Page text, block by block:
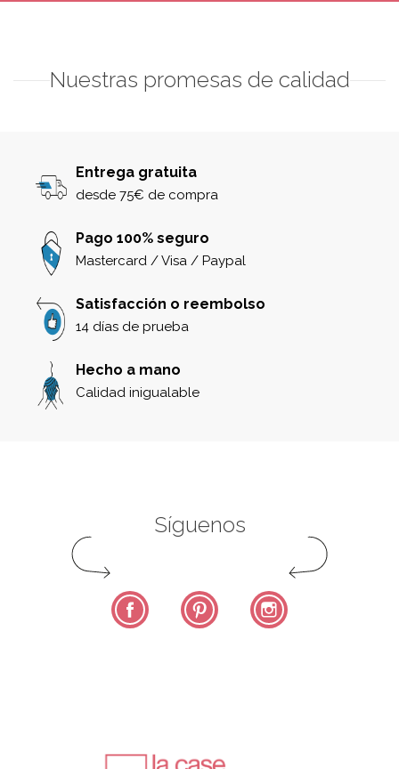
Nuestras promesas de calidad
Entrega gratuita
desde 75€ de compra
Pago 100% seguro
Mastercard / Visa / Paypal
Satisfacción o reembolso
14 días de prueba
Hecho a mano
Calidad inigualable
Síguenos
Facebook Pinterest